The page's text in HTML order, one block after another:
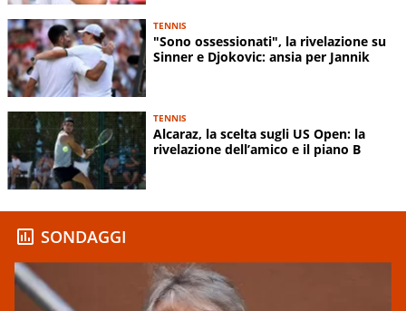
TENNIS
"Sono ossessionati", la rivelazione su
Sinner e Djokovic: ansia per Jannik
TENNIS
Alcaraz, la scelta sugli US Open: la
rivelazione dell’amico e il piano B
SONDAGGI